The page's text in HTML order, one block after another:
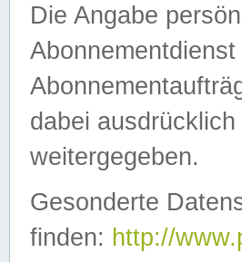
Die Angabe
dabei
weitergegeben.
Gesonderte
finden: http://